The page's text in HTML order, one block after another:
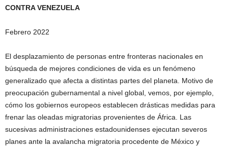
CONTRA VENEZUELA
Febrero 2022
El desplazamiento de personas entre fronteras nacionales en
búsqueda de mejores condiciones de vida es un fenómeno
generalizado que afecta a distintas partes del planeta. Motivo de
preocupación gubernamental a nivel global, vemos, por ejemplo,
cómo los gobiernos europeos establecen drásticas medidas para
frenar las oleadas migratorias provenientes de África. Las
sucesivas administraciones estadounidenses ejecutan severos
planes ante la avalancha migratoria procedente de México y